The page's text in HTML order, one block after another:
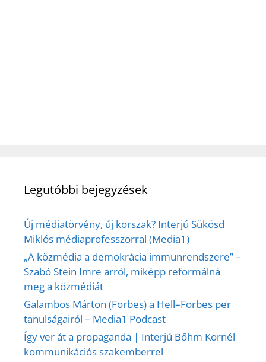
Legutóbbi bejegyzések
Új médiatörvény, új korszak? Interjú Sükösd
Miklós médiaprofesszorral (Media1)
„A közmédia a demokrácia immunrendszere” –
Szabó Stein Imre arról, miképp reformálná
meg a közmédiát
Galambos Márton (Forbes) a Hell–Forbes per
tanulságairól – Media1 Podcast
Így ver át a propaganda | Interjú Bőhm Kornél
kommunikációs szakemberrel